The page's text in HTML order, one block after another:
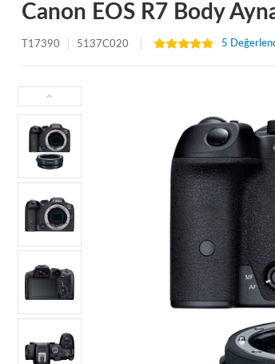
Canon EOS R7 Body
T17390 5137C020 5